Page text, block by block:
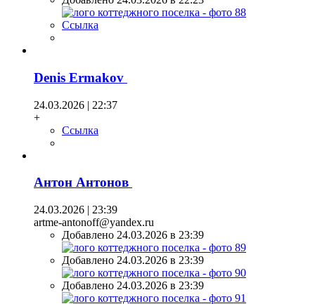
Ссылка
Denis Ermakov
24.03.2026 | 22:37
+
Ссылка
Антон Антонов
24.03.2026 | 23:39
artme-antonoff@yandex.ru
Добавлено 24.03.2026 в 23:39
Добавлено 24.03.2026 в 23:39
Добавлено 24.03.2026 в 23:39